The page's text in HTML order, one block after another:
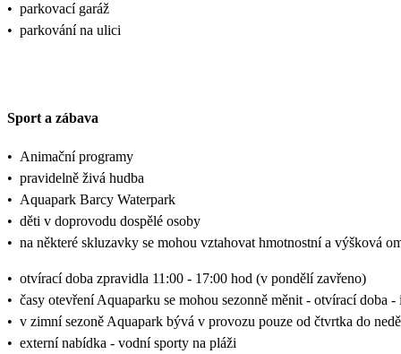
• parkovací garáž
• parkování na ulici
Sport a zábava
• Animační programy
• pravidelně živá hudba
• Aquapark Barcy Waterpark
• děti v doprovodu dospělé osoby
• na některé skluzavky se mohou vztahovat hmotnostní a výšková
• otvírací doba zpravidla 11:00 - 17:00 hod (v pondělí zavřeno)
• časy otevření Aquaparku se mohou sezonně měnit - otvírací doba -
• v zimní sezoně Aquapark bývá v provozu pouze od čtvrtka do
• externí nabídka - vodní sporty na pláži